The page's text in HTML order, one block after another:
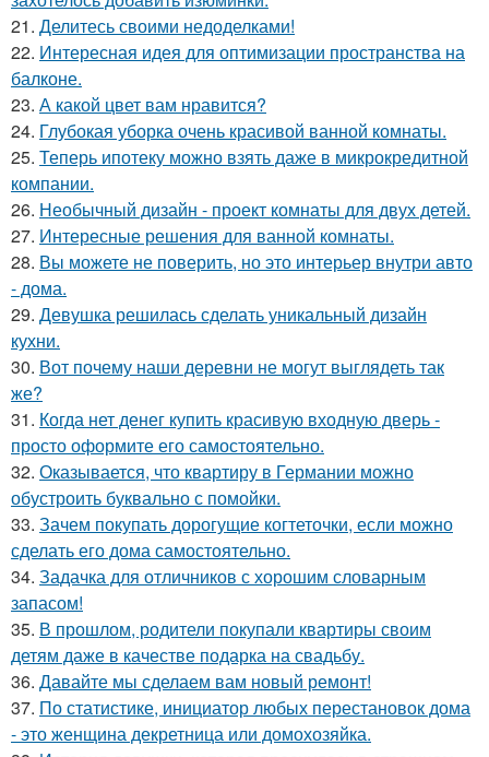
21. Делитесь своими недоделками!
22. Интересная идея для оптимизации пространства на
балконе.
23. А какой цвет вам нравится?
24. Глубокая уборка очень красивой ванной комнаты.
25. Теперь ипотеку можно взять даже в микрокредитной
компании.
26. Необычный дизайн - проект комнаты для двух детей.
27. Интересные решения для ванной комнаты.
28. Вы можете не поверить, но это интерьер внутри авто
- дома.
29. Девушка решилась сделать уникальный дизайн
кухни.
30. Вот почему наши деревни не могут выглядеть так
же?
31. Когда нет денег купить красивую входную дверь -
просто оформите его самостоятельно.
32. Оказывается, что квартиру в Германии можно
обустроить буквально с помойки.
33. Зачем покупать дорогущие когтеточки, если можно
сделать его дома самостоятельно.
34. Задачка для отличников с хорошим словарным
запасом!
35. В прошлом, родители покупали квартиры своим
детям даже в качестве подарка на свадьбу.
36. Давайте мы сделаем вам новый ремонт!
37. По статистике, инициатор любых перестановок дома
- это женщина декретница или домохозяйка.